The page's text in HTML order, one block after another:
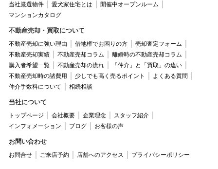
当社厳選物件 愛犬家住宅とは
開催中オープンルーム
マンションカタログ
不動産売却・買取について
不動産売却に強い理由 借地権でお困りの方
売却査定フォーム
不動産売却実績
不動産売却コラム
離婚時の不動産売却コラム
購入者希望一覧
不動産売却の流れ
「仲介」と「買取」の違い
不動産売却時の諸費用
少しでも高く売るポイント
よくある質問
仲介手数料について
相続相談
当社について
トップページ 会社概要 企業理念
スタッフ紹介
インフォメーション
ブログ お客様の声
お問い合わせ
お問合せ ご来店予約 店舗へのアクセス プライバシーポリシー